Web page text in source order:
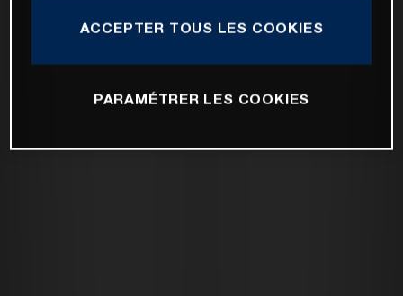
ACCEPTER TOUS LES COOKIES
PARAMÉTRER LES COOKIES